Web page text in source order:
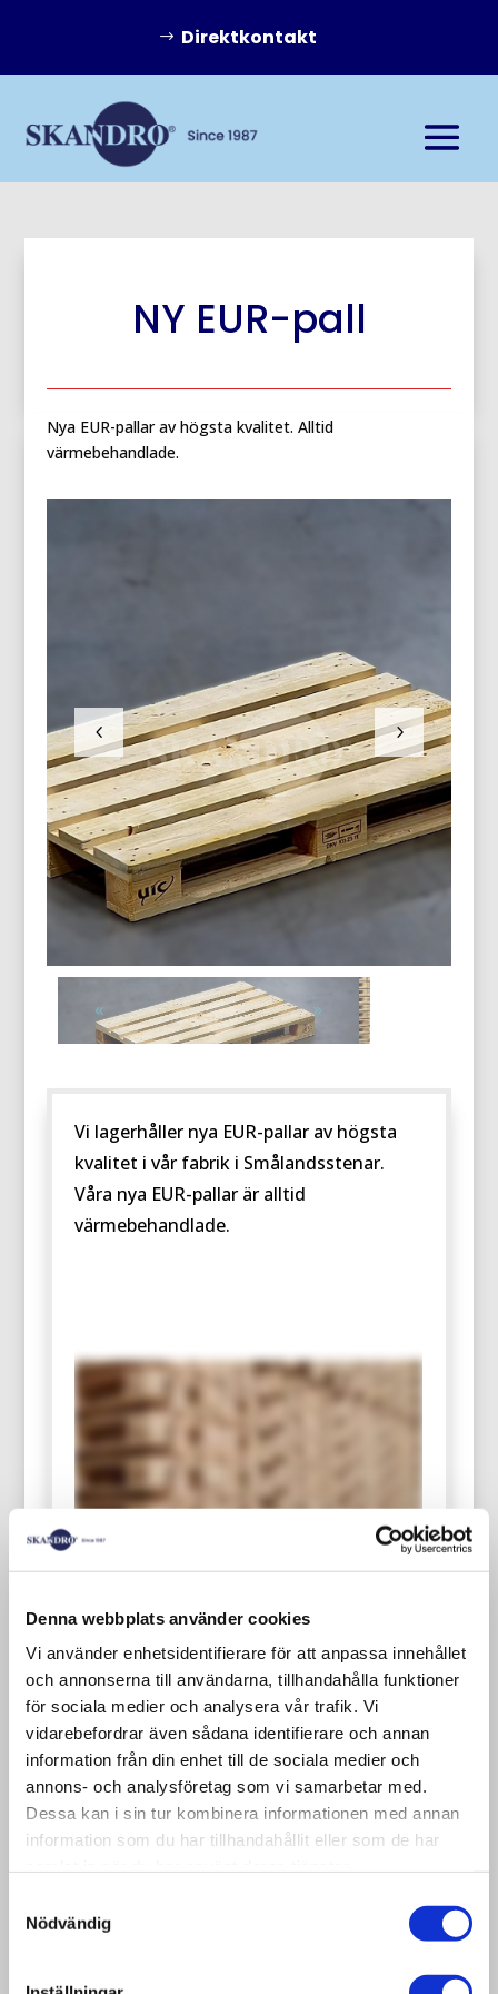
Denna webbplats använder cookies
Vi använder enhetsidentifierare för att anpassa innehållet
och annonserna till användarna, tillhandahålla funktioner
för sociala medier och analysera vår trafik. Vi
vidarebefordrar även sådana identifierare och annan
information från din enhet till de sociala medier och
annons- och analysföretag som vi samarbetar med.
Dessa kan i sin tur kombinera informationen med annan
information som du har tillhandahållit eller som de har
Nödvändig
Direktkontakt
NY EUR-pall
Nya EUR-pallar av högsta kvalitet. Alltid
värmebehandlade.
Vi lagerhåller nya EUR-pallar av högsta
kvalitet i vår fabrik i Smålandsstenar.
Våra nya EUR-pallar är alltid
värmebehandlade.
Nya EUR-pallar av högsta kvalitet
EUR-pallar / europallar är inte utrustade
med teknisk finess eller snygg design,
men än idag finns det ca. 450 miljoner
pallar i omlopp över hela världen.
utvecklats för att kunna användas om
därför vara den mest effektiva